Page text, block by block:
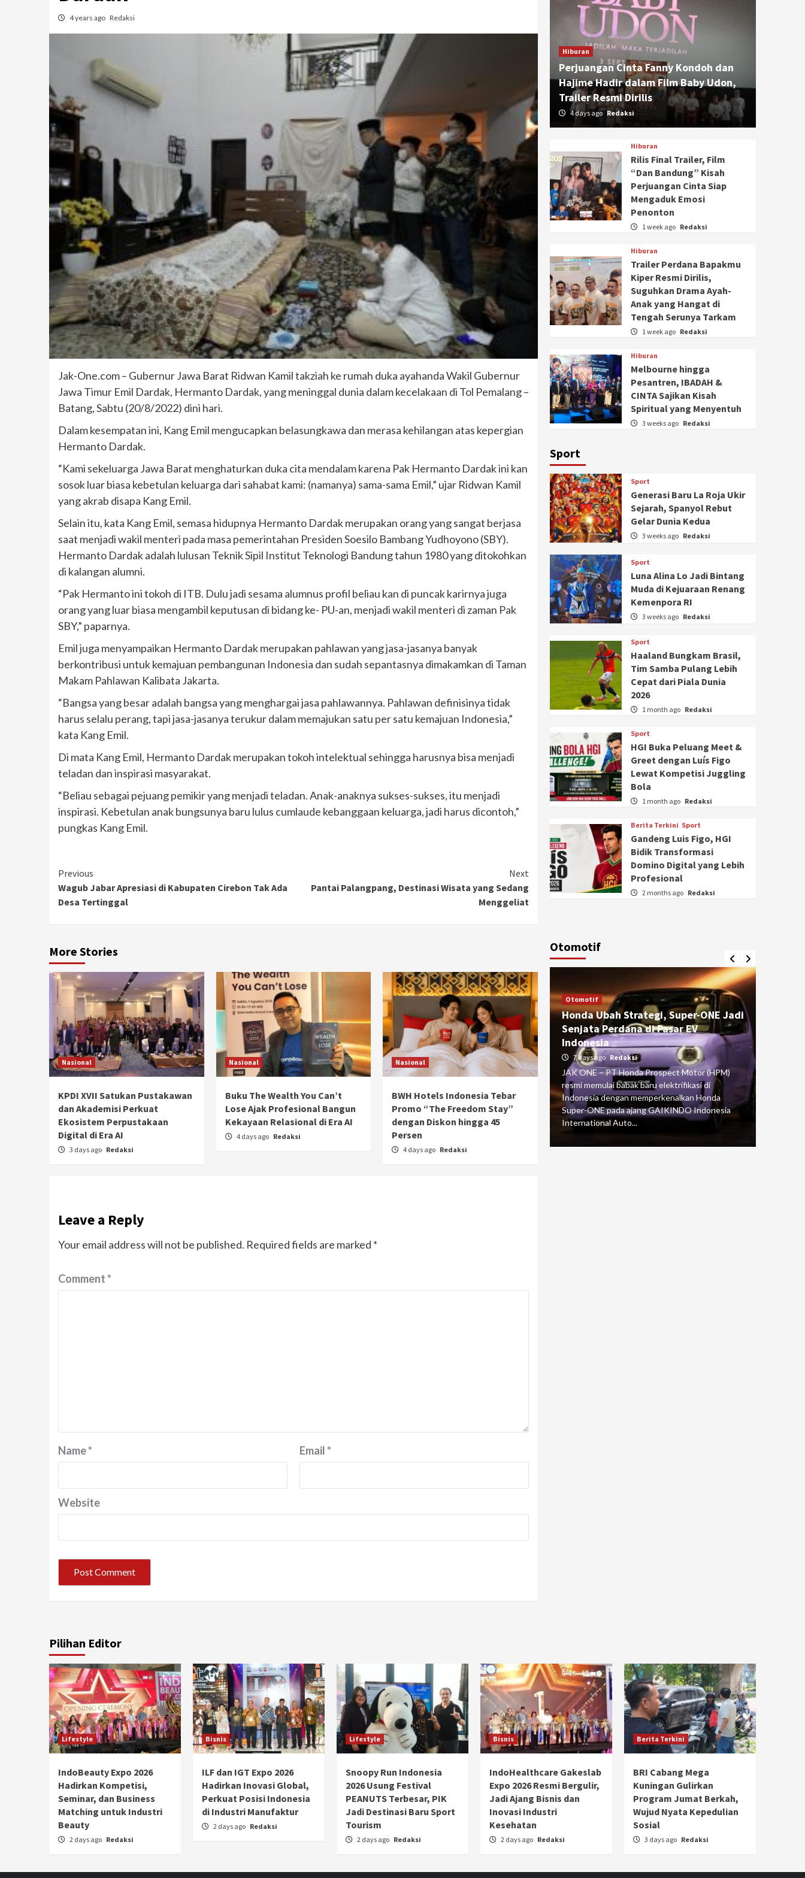
4 years ago Redaksi
Jak-One.com – Gubernur Jawa Barat Ridwan Kamil takziah ke rumah duka ayahanda Wakil Gubernur
Jawa Timur Emil Dardak, Hermanto Dardak, yang meninggal dunia dalam kecelakaan di Tol Pemalang –
Batang, Sabtu (20/8/2022) dini hari.
Dalam kesempatan ini, Kang Emil mengucapkan belasungkawa dan merasa kehilangan atas kepergian
Hermanto Dardak.
“Kami sekeluarga Jawa Barat menghaturkan duka cita mendalam karena Pak Hermanto Dardak ini kan
sosok luar biasa kebetulan keluarga dari sahabat kami: (namanya) sama-sama Emil,” ujar Ridwan Kamil
yang akrab disapa Kang Emil.
Selain itu, kata Kang Emil, semasa hidupnya Hermanto Dardak merupakan orang yang sangat berjasa
saat menjadi wakil menteri pada masa pemerintahan Presiden Soesilo Bambang Yudhoyono (SBY).
Hermanto Dardak adalah lulusan Teknik Sipil Institut Teknologi Bandung tahun 1980 yang ditokohkan
di kalangan alumni.
“Pak Hermanto ini tokoh di ITB. Dulu jadi sesama alumnus profil beliau kan di puncak karirnya juga
orang yang luar biasa mengambil keputusan di bidang ke- PU-an, menjadi wakil menteri di zaman Pak
SBY,” paparnya.
Emil juga menyampaikan Hermanto Dardak merupakan pahlawan yang jasa-jasanya banyak
berkontribusi untuk kemajuan pembangunan Indonesia dan sudah sepantasnya dimakamkan di Taman
Makam Pahlawan Kalibata Jakarta.
“Bangsa yang besar adalah bangsa yang menghargai jasa pahlawannya. Pahlawan definisinya tidak
harus selalu perang, tapi jasa-jasanya terukur dalam memajukan satu per satu kemajuan Indonesia,”
kata Kang Emil.
Di mata Kang Emil, Hermanto Dardak merupakan tokoh intelektual sehingga harusnya bisa menjadi
teladan dan inspirasi masyarakat.
“Beliau sebagai pejuang pemikir yang menjadi teladan. Anak-anaknya sukses-sukses, itu menjadi
inspirasi. Kebetulan anak bungsunya baru lulus cumlaude kebanggaan keluarga, jadi harus dicontoh,”
pungkas Kang Emil.
Continue
Reading
Previous
Wagub Jabar Apresiasi di Kabupaten Cirebon Tak Ada
Desa Tertinggal
Next
Pantai Palangpang, Destinasi Wisata yang Sedang
Menggeliat
More Stories
Nasional
KPDI XVII Satukan Pustakawan
dan Akademisi Perkuat
Ekosistem Perpustakaan
Digital di Era AI
3 days ago Redaksi
Nasional
Buku The Wealth You Can’t
Lose Ajak Profesional Bangun
Kekayaan Relasional di Era AI
4 days ago Redaksi
Nasional
BWH Hotels Indonesia Tebar
Promo “The Freedom Stay”
dengan Diskon hingga 45
Persen
4 days ago Redaksi
Leave a Reply
Your email address will not be published. Required fields are marked *
Comment*
Name* Email*
Website
Hiburan
Perjuangan Cinta Fanny Kondoh dan
Hajime Hadir dalam Film Baby Udon,
Trailer Resmi Dirilis
4 days ago Redaksi
Hiburan
Rilis Final Trailer, Film
“Dan Bandung” Kisah
Perjuangan Cinta Siap
Mengaduk Emosi
Penonton
1 week ago Redaksi
Hiburan
Trailer Perdana Bapakmu
Kiper Resmi Dirilis,
Suguhkan Drama Ayah-
Anak yang Hangat di
Tengah Serunya Tarkam
1 week ago Redaksi
Hiburan
Melbourne hingga
Pesantren, IBADAH &
CINTA Sajikan Kisah
Spiritual yang Menyentuh
3 weeks ago Redaksi
Sport
Sport
Generasi Baru La Roja Ukir
Sejarah, Spanyol Rebut
Gelar Dunia Kedua
3 weeks ago Redaksi
Sport
Luna Alina Lo Jadi Bintang
Muda di Kejuaraan Renang
Kemenpora RI
3 weeks ago Redaksi
Sport
Haaland Bungkam Brasil,
Tim Samba Pulang Lebih
Cepat dari Piala Dunia
2026
1 month ago Redaksi
Sport
HGI Buka Peluang Meet &
Greet dengan Luís Figo
Lewat Kompetisi Juggling
Bola
1 month ago Redaksi
Berita Terkini Sport
Gandeng Luis Figo, HGI
Bidik Transformasi
Domino Digital yang Lebih
Profesional
2 months ago Redaksi
Otomotif
Otomotif
Ducati Collezione 100 Debut di
Mugello, Usung 10 Desain Bersejarah
2 months ago Redaksi
JAK ONE – Perayaan satu abad perjalanan
Collezione 100, sebuah koleksi motor edisi
terbatas yang mengangkat kembali sejumlah
livery paling...
Otomotif
Honda Ubah Strategi, Super-ONE Jadi
Senjata Perdana di Pasar EV
Indonesia
7 days ago Redaksi
JAK ONE – PT Honda Prospect Motor (HPM)
resmi memulai babak baru elektrifikasi di
Indonesia dengan memperkenalkan Honda
Super-ONE pada ajang GAIKINDO Indonesia
International Auto...
Pilihan Editor
Lifestyle
IndoBeauty Expo 2026
Hadirkan Kompetisi,
Seminar, dan Business
Matching untuk Industri
Beauty
2 days ago Redaksi
Bisnis
ILF dan IGT Expo 2026
Hadirkan Inovasi Global,
Perkuat Posisi Indonesia
di Industri Manufaktur
2 days ago Redaksi
Lifestyle
Snoopy Run Indonesia
2026 Usung Festival
PEANUTS Terbesar, PIK
Jadi Destinasi Baru Sport
Tourism
2 days ago Redaksi
Bisnis
IndoHealthcare Gakeslab
Expo 2026 Resmi Bergulir,
Jadi Ajang Bisnis dan
Inovasi Industri
Kesehatan
2 days ago Redaksi
Berita Terkini
BRI Cabang Mega
Kuningan Gulirkan
Program Jumat Berkah,
Wujud Nyata Kepedulian
Sosial
3 days ago Redaksi